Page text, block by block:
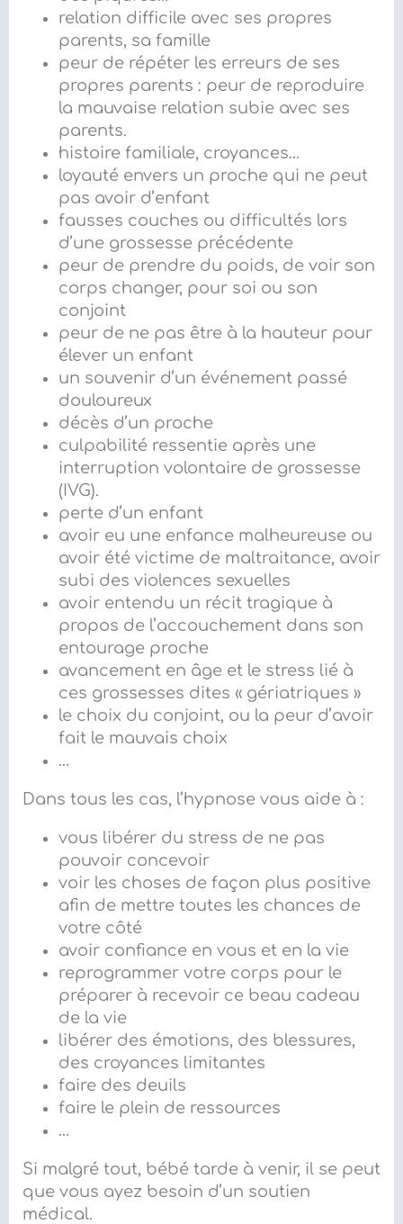
relation difficile avec ses propres
parents, sa famille
peur de répéter les erreurs de ses
propres parents : peur de reproduire
la mauvaise relation subie avec ses
parents.
histoire familiale, croyances…
loyauté envers un proche qui ne peut
pas avoir d’enfant
fausses couches ou difficultés lors
d’une grossesse précédente
peur de prendre du poids, de voir son
corps changer, pour soi ou son
conjoint
peur de ne pas être à la hauteur pour
élever un enfant
un souvenir d’un événement passé
douloureux
décès d’un proche
culpabilité ressentie après une
interruption volontaire de grossesse
(IVG).
perte d’un enfant
avoir eu une enfance malheureuse ou
avoir été victime de maltraitance, avoir
subi des violences sexuelles
avoir entendu un récit tragique à
propos de l’accouchement dans son
entourage proche
avancement en âge et le stress lié à
ces grossesses dites « gériatriques »
le choix du conjoint, ou la peur d’avoir
fait le mauvais choix
…
Dans tous les cas, l’hypnose vous aide à :
vous libérer du stress de ne pas
pouvoir concevoir
voir les choses de façon plus positive
afin de mettre toutes les chances de
votre côté
avoir confiance en vous et en la vie
reprogrammer votre corps pour le
préparer à recevoir ce beau cadeau
de la vie
libérer des émotions, des blessures,
des croyances limitantes
faire des deuils
faire le plein de ressources
…
Si malgré tout, bébé tarde à venir, il se peut
que vous ayez besoin d’un soutien
médical.